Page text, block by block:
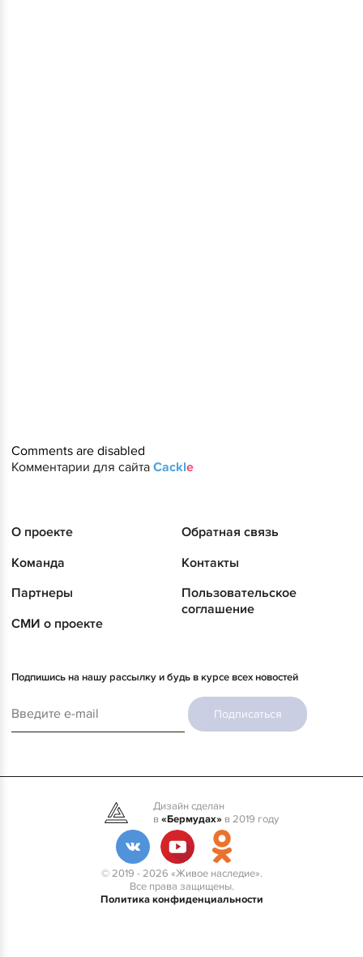
Comments are disabled
Комментарии для сайта Cackle
О проекте
Команда
Партнеры
СМИ о проекте
Обратная связь
Контакты
Пользовательское
соглашение
Подпишись на нашу рассылку и будь в курсе всех новостей
Подписаться
© 2019 - 2026 «Живое наследие».
Все права защищены.
Политика конфиденциальности
Дизайн сделан
в«Бермудах»в 2019 году